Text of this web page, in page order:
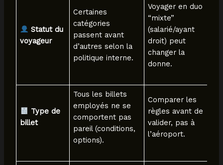
Statut du
voyageur
Certaines
catégories
passent avant
d’autres selon la
politique interne.
Voyager en duo
“mixte”
(salarié/ayant
droit) peut
changer la
donne.
Type de
billet
Tous les billets
employés ne se
comportent pas
pareil (conditions,
options).
Comparer les
règles avant de
valider, pas à
l’aéroport.